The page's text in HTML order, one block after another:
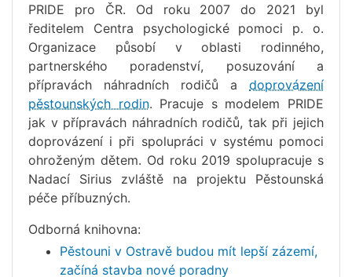
PRIDE pro ČR. Od roku 2007 do 2021 byl
ředitelem Centra psychologické pomoci p. o.
Organizace působí v oblasti rodinného,
partnerského poradenství, posuzování a
přípravách náhradních rodičů a doprovázení
pěstounských rodin. Pracuje s modelem PRIDE
jak v přípravách náhradních rodičů, tak při jejich
doprovázení i při spolupráci v systému pomoci
ohroženým dětem. Od roku 2019 spolupracuje s
Nadací Sirius zvláště na projektu Pěstounská
péče příbuzných.
Odborná knihovna:
Pěstouni v Ostravě budou mít lepší zázemí,
začíná stavba nové poradny